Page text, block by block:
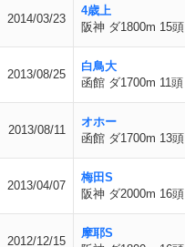
2014/03/23
4歳上
阪神 ダ1800m 15頭
2013/08/25
白鳥大
函館 ダ1700m 11頭
2013/08/11
オホー
函館 ダ1700m 13頭
2013/04/07
梅田S
阪神 ダ2000m 16頭
2012/12/15
摩耶S